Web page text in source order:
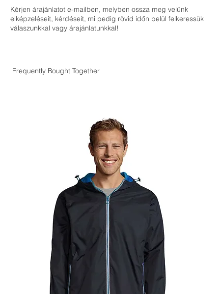
Kérjen árajánlatot e-mailben, melyben ossza meg velünk
elképzeléseit, kérdéseit, mi pedig rövid időn belül felkeressük
válaszunkkal vagy árajánlatunkkal!
Frequently Bought Together